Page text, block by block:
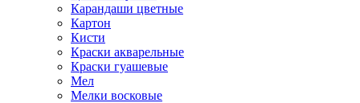
Карандаши цветные
Картон
Кисти
Краски акварельные
Краски гуашевые
Мел
Мелки восковые